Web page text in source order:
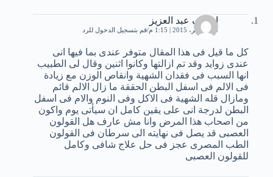
اشرف عبد العزيز
18 نوفمبر، 2015 | 1:15 م قم بتسجيل الدخول للرد
كل ما قيل فى هذا المقال متوفر عندى بما فيها انى
عندى زوايد وقد تم ازالتها وكانوا اثنين وقال لى الطبيب
انها السبب فى فقدان الشهية وانقاص الوزن مع زيادة
فى الالم فى اسفل البطن الحققة ما زال الالم قائم
ومازال قله الشهية فى الاكل وفى النوم والام فى اسفل
البطن لدرجة انى على يقين كامل ان سيأتى يوم واكون
من اصحاب هذا المرض وانا مش عارف هل القولون
العصبى قد يصل فى نهايته الى سرطان فى القولون
الطب المصرى عجز فى حل علاج شافى وكامل
للقولون العصبى